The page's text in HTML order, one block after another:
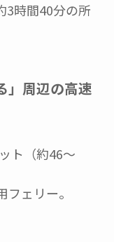
3時間40分の所
」周辺の高速
ト（約46～
ェリー。